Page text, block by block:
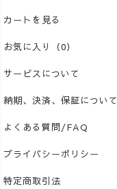
カートを見る
お気に入り（0）
サービスについて
納期、決済、保証について
よくある質問/FAQ
プライバシーポリシー
特定商取引法